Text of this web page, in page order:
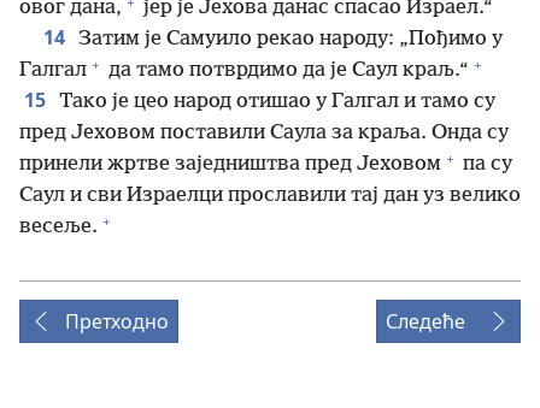
овог дана,
јер је Јехова данас спасао Израел.“
14 Затим је Самуило рекао народу: „Пођимо у
Галгал + да тамо потврдимо да је Саул краљ.“ +
15 Тако је цео народ отишао у Галгал и тамо су
пред Јеховом поставили Саула за краља. Онда су
принели жртве заједништва пред Јеховом + па су
Саул и сви Израелци прославили тај дан уз велико
весеље. +
Претходно Следеће